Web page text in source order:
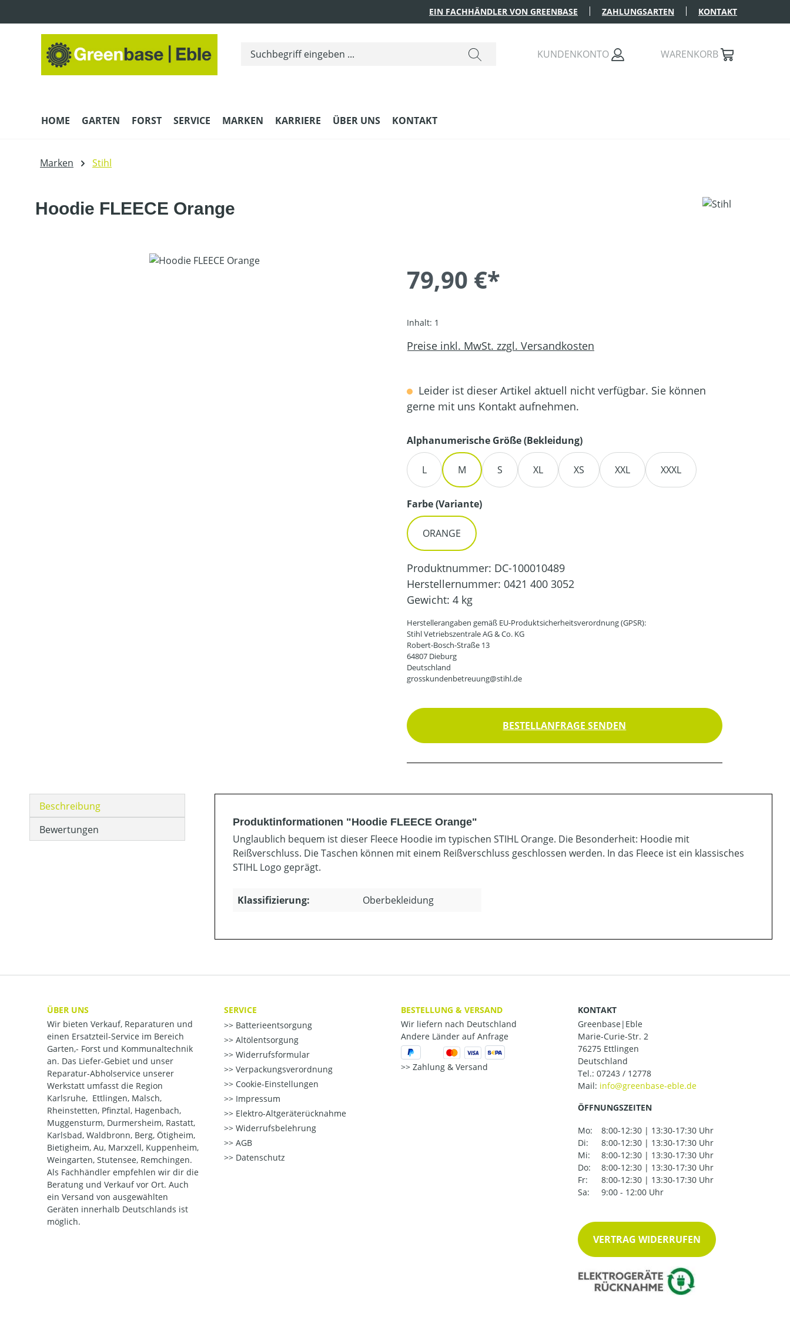
EIN FACHHÄNDLER VON GREENBASE ZAHLUNGSARTEN KONTAKT
KUNDENKONTO WARENKORB
HOME GARTEN FORST SERVICE MARKEN KARRIERE ÜBER UNS KONTAKT
Marken Stihl
Hoodie FLEECE Orange
79,90 €*
Inhalt: 1
Preise inkl. MwSt. zzgl. Versandkosten
Leider ist dieser Artikel aktuell nicht verfügbar. Sie können
gerne mit uns Kontakt aufnehmen.
Alphanumerische Größe (Bekleidung)auswählen
L M S XL XS XXL XXXL
Farbe (Variante)auswählen
ORANGE
Produktnummer: DC-100010489
Herstellernummer: 0421 400 3052
Gewicht: 4 kg
Herstellerangaben gemäß EU-Produktsicherheitsverordnung (GPSR):
Stihl Vetriebszentrale AG & Co. KG
Robert-Bosch-Straße 13
64807 Dieburg
Deutschland
grosskundenbetreuung@stihl.de
BESTELLANFRAGE SENDEN
Beschreibung
Bewertungen
Produktinformationen "Hoodie FLEECE Orange"
Unglaublich bequem ist dieser Fleece Hoodie im typischen STIHL Orange. Die Besonderheit: Hoodie mit
Reißverschluss. Die Taschen können mit einem Reißverschluss geschlossen werden. In das Fleece ist ein klassisches
STIHL Logo geprägt.
Klassifizierung: Oberbekleidung
ÜBER UNS
Wir bieten Verkauf, Reparaturen und
einen Ersatzteil-Service im Bereich
Garten,- Forst und Kommunaltechnik
an. Das Liefer-Gebiet und unser
Reparatur-Abholservice unserer
Werkstatt umfasst die Region
Karlsruhe, Ettlingen, Malsch,
Rheinstetten, Pfinztal, Hagenbach,
Muggensturm, Durmersheim, Rastatt,
Karlsbad, Waldbronn, Berg, Ötigheim,
Bietigheim, Au, Marxzell, Kuppenheim,
Weingarten, Stutensee, Remchingen.
Als Fachhändler empfehlen wir dir die
Beratung und Verkauf vor Ort. Auch
ein Versand von ausgewählten
Geräten innerhalb Deutschlands ist
möglich.
SERVICE
Batterieentsorgung
Altölentsorgung
Widerrufsformular
Verpackungsverordnung
Cookie-Einstellungen
Impressum
Elektro-Altgeräterücknahme
Widerrufsbelehrung
AGB
Datenschutz
BESTELLUNG & VERSAND
Wir liefern nach Deutschland
Andere Länder auf Anfrage
Zahlung & Versand
KONTAKT
Greenbase|Eble
Marie-Curie-Str. 2
76275 Ettlingen
Deutschland
Tel.: 07243 / 12778
Mail:
ÖFFNUNGSZEITEN
Mo:
8:00-12:30 | 13:30-17:30 Uhr
Di:
8:00-12:30 | 13:30-17:30 Uhr
Mi:
8:00-12:30 | 13:30-17:30 Uhr
Do:
8:00-12:30 | 13:30-17:30 Uhr
Fr:
8:00-12:30 | 13:30-17:30 Uhr
Sa:
9:00 - 12:00 Uhr
VERTRAG WIDERRUFEN